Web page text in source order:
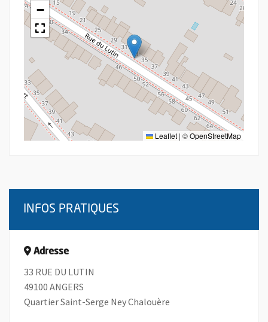
−
Leaflet | ©OpenStreetMap
INFOS PRATIQUES
Adresse
33 RUE DU LUTIN
49100 ANGERS
Quartier Saint-Serge Ney Chalouère